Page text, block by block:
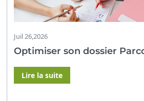
Juil 26,2026
Optimiser son dossier
Lire la suite